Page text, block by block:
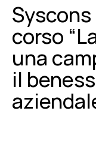
corso
una
il